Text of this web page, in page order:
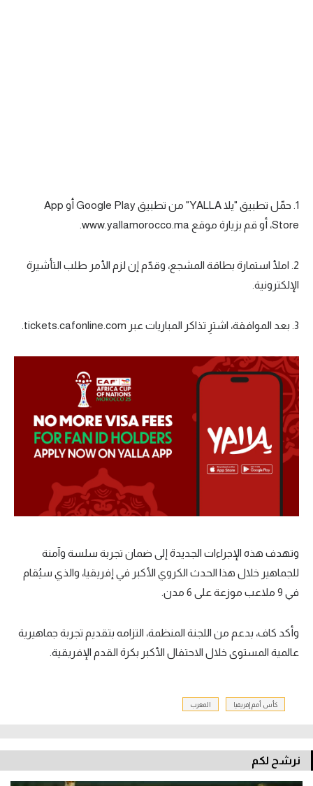
1. حمّل تطبيق "يلا YALLA" من تطبيق Google Play أو App
Store، أو قم بزيارة موقع www.yallamorocco.ma.
2. املأ استمارة بطاقة المشجع، وقدّم إن لزم الأمر طلب التأشيرة
الإلكترونية.
3. بعد الموافقة، اشترِ تذاكر المباريات عبر tickets.cafonline.com.
وتهدف هذه الإجراءات الجديدة إلى ضمان تجربة سلسة وآمنة
للجماهير خلال هذا الحدث الكروي الأكبر في إفريقيا، والذي سيُقام
في 9 ملاعب موزعة على 6 مدن.
وأكد كاف، بدعم من اللجنة المنظمة، التزامه بتقديم تجربة جماهيرية
عالمية المستوى خلال الاحتفال الأكبر بكرة القدم الإفريقية.
كأس أمم إفريقيا المغرب
نرشح لكم